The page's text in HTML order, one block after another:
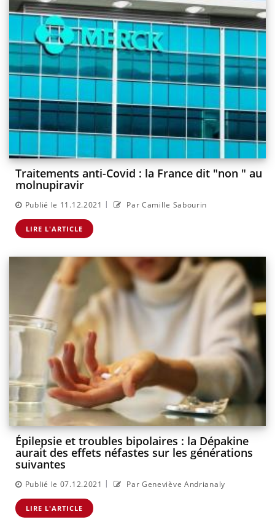
Traitements anti-Covid : la France dit "non " au
molnupiravir
Publié le 11.12.2021 | Par Camille Sabourin
LIRE L'ARTICLE
Épilepsie et troubles bipolaires : la Dépakine
aurait des effets néfastes sur les générations
suivantes
Publié le 07.12.2021 | Par Geneviève Andrianaly
LIRE L'ARTICLE